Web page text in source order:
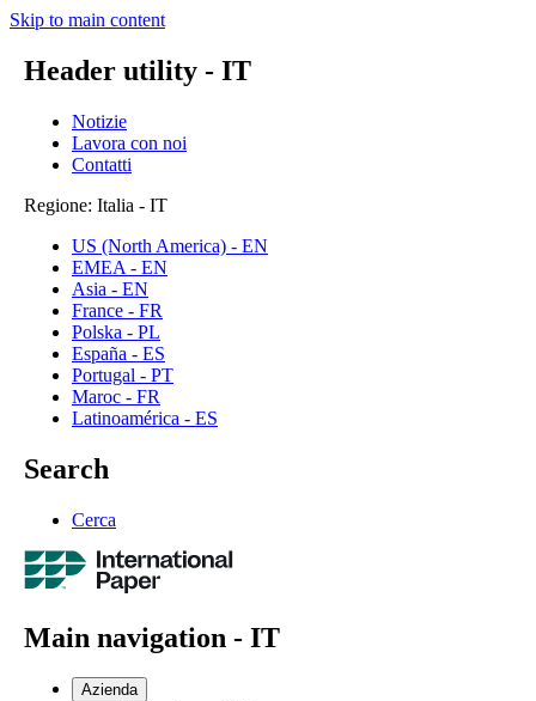
Skip to main content
Header utility - IT
Notizie
Lavora con noi
Contatti
Regione: Italia - IT
US (North America) - EN
EMEA - EN
Asia - EN
France - FR
Polska - PL
España - ES
Portugal - PT
Maroc - FR
Latinoamérica - ES
Search
Cerca
Main navigation - IT
Azienda